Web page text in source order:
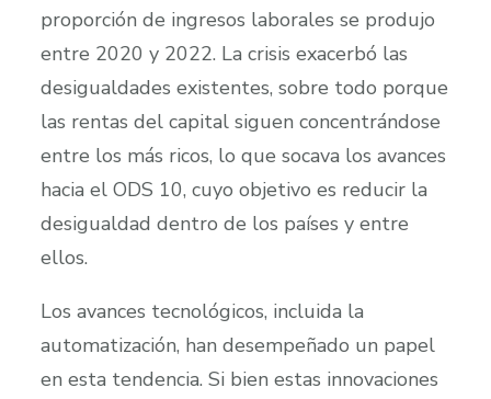
proporción de ingresos laborales se produjo
entre 2020 y 2022. La crisis exacerbó las
desigualdades existentes, sobre todo porque
las rentas del capital siguen concentrándose
entre los más ricos, lo que socava los avances
hacia el ODS 10, cuyo objetivo es reducir la
desigualdad dentro de los países y entre
ellos.
Los avances tecnológicos, incluida la
automatización, han desempeñado un papel
en esta tendencia. Si bien estas innovaciones